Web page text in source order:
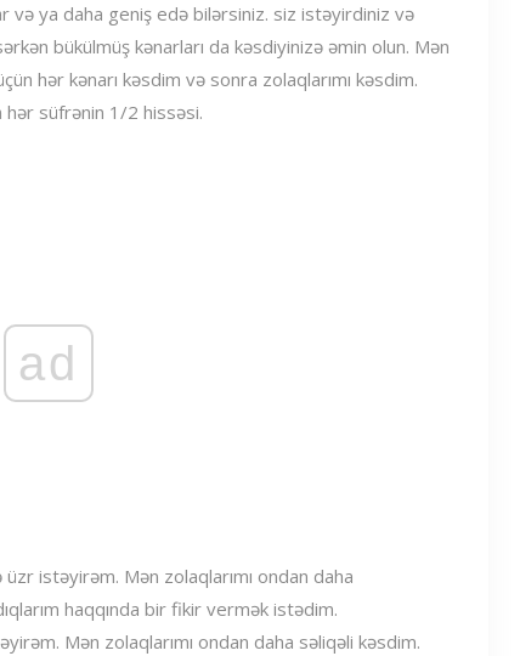
və ya daha geniş edə bilərsiniz. siz istəyirdiniz və
bükülmüş kənarları da kəsdiyinizə əmin olun. Mən
hər kənarı kəsdim və sonra zolaqlarımı kəsdim.
süfrənin 1/2 hissəsi.
ad
Mən zolaqlarımı ondan daha səliqəli kəsdim.